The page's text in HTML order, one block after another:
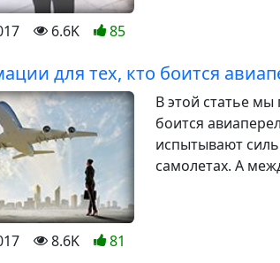
6.6K 85
для тех, кто боится
В этой статье
боится
испытывают
самолетах. А
8.6K 81